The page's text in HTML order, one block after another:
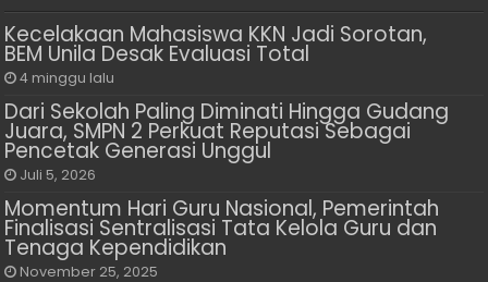
Kecelakaan Mahasiswa KKN Jadi Sorotan,
BEM Unila Desak Evaluasi Total
4 minggu lalu
Dari Sekolah Paling Diminati Hingga Gudang
Juara, SMPN 2 Perkuat Reputasi Sebagai
Pencetak Generasi Unggul
Juli 5, 2026
Momentum Hari Guru Nasional, Pemerintah
Finalisasi Sentralisasi Tata Kelola Guru dan
Tenaga Kependidikan
November 25, 2025